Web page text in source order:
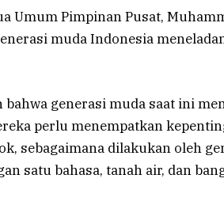
Umum Pimpinan Pusat,
muda Indonesia
bahwa generasi muda saat ini
perlu menempatkan
sebagaimana dilakukan oleh
satu bahasa, tanah air, dan